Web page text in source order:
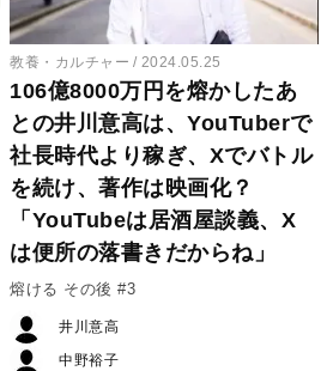
教養・カルチャー 2024.05.25
106億8000万円を熔かしたあ
との井川意高は、YouTuberで
社長時代より稼ぎ、Xでバトル
を続け、著作は映画化？
「YouTubeは居酒屋談義、X
は便所の落書きだからね」
熔ける その後 #3
井川意高
中野裕子